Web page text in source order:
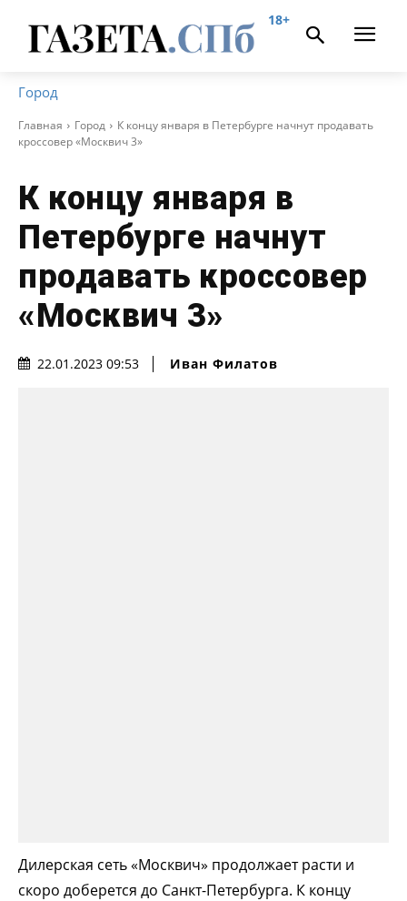
18+
Город
Главная Город
К концу января в Петербурге начнут продавать
кроссовер «Москвич 3»
К концу января в
Петербурге начнут
продавать кроссовер
«Москвич 3»
22.01.2023 09:53 Иван Филатов
Дилерская сеть «Москвич» продолжает расти и
скоро доберется до Санкт-Петербурга. К концу